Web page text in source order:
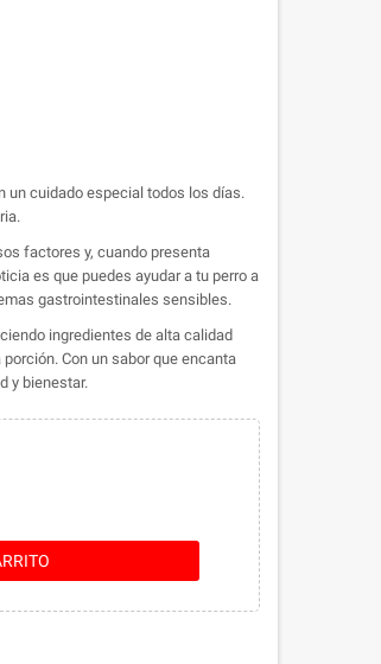
un cuidado especial todos los días.
factores y, cuando presenta
es que puedes ayudar a tu perro a
gastrointestinales sensibles.
ingredientes de alta calidad
Con un sabor que encanta
y bienestar.